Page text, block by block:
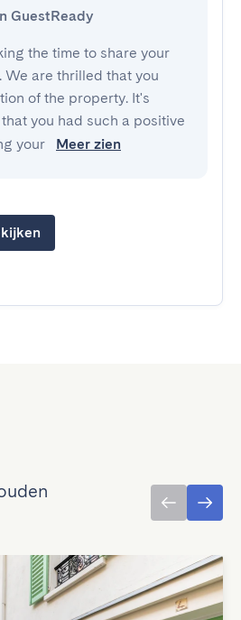
GuestReady
the time to share your
We are thrilled that you
of the property. It's
you had such a positive
your
Meer zien